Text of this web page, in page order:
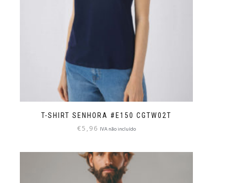
T-SHIRT SENHORA #E150 CGTW02T
€5,96 IVA não incluído